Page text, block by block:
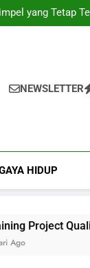
yang Tetap
Awal
untuk
Awal
Quality
Instalasi,
NEWSLETTER
HIDUP
Project Quality